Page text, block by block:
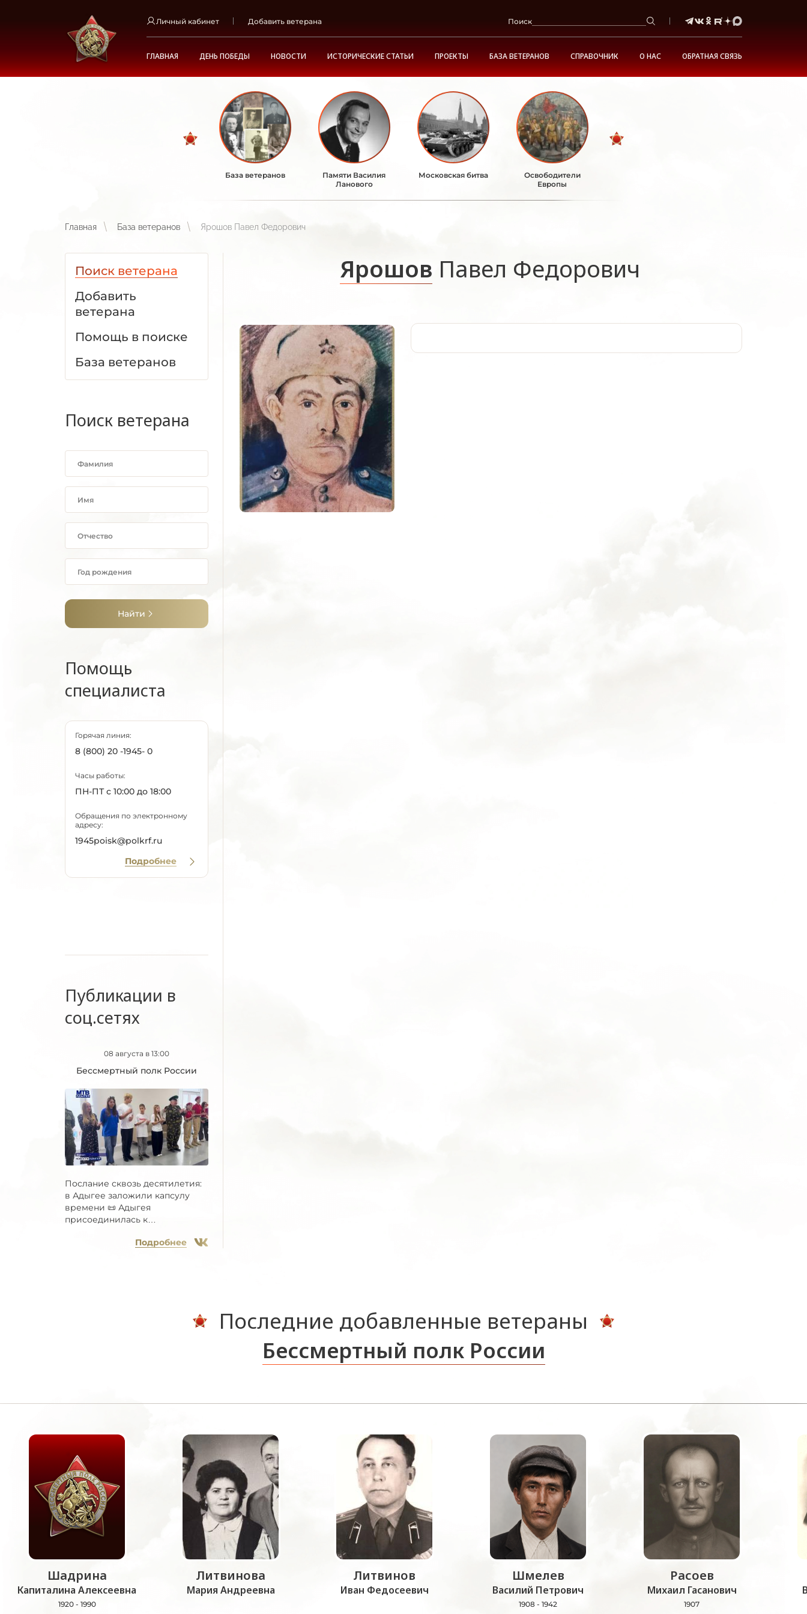
Личный кабинет Добавить ветерана Поиск
ГЛАВНАЯ ДЕНЬ ПОБЕДЫ НОВОСТИ ИСТОРИЧЕСКИЕ СТАТЬИ ПРОЕКТЫ БАЗА ВЕТЕРАНОВ СПРАВОЧНИК О НАС ОБРАТНАЯ СВЯЗЬ
База ветеранов
Памяти Василия
Ланового
Московская битва
Освободители
Европы
Главная База ветеранов Ярошов Павел Федорович
Поиск ветерана
Добавить
ветерана
Помощь в поиске
База ветеранов
Поиск ветерана
Найти
Помощь
специалиста
Горячая линия:
8 (800) 20 -1945- 0
Часы работы:
ПН-ПТ с 10:00 до 18:00
Обращения по электронному
адресу:
1945poisk@polkrf.ru
Подробнее
Публикации в
соц.сетях
08 августа в 13:00
Бессмертный полк России
Послание сквозь десятилетия:
в Адыгее заложили капсулу
времени 📜 Адыгея
присоединилась к
Подробнее
Ярошов Павел Федорович
Последние добавленные ветераны
Бессмертный полк России
Шадрина
Капиталина Алексеевна
1920 - 1990
Литвинова
Мария Андреевна
Литвинов
Иван Федосеевич
Шмелев
Василий Петрович
1908 - 1942
Расоев
Михаил Гасанович
1907